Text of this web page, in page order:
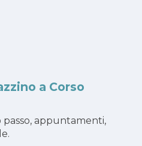
a Corso
passo, appuntamenti,